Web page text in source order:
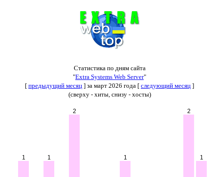
Статистика по дням сайта
"Extra Systems Web Server"
[ предыдущий месяц ] за март 2026 года [ следующий месяц ]
(сверху - хиты, снизу - хосты)
1 1
2
1
2
1